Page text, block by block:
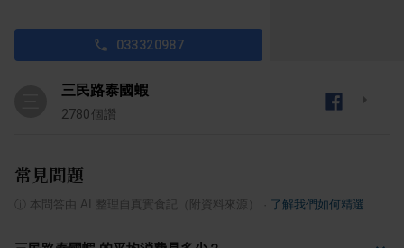
033320987
三民路泰國蝦
2780個讚
常見問題
本問答由 AI 整理自真實食記（附資料來源） 了解我們如何精選